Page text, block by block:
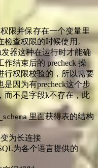
限并保存在一个变量里
检查权限的时候使用。
器这种在运行时才能确
结束后的 precheck 操
行权限校验的，所以需要
因为有precheck这个步
而不是字段k不存在，此
里面获得表的结构
为长连接
为各个语言提供的